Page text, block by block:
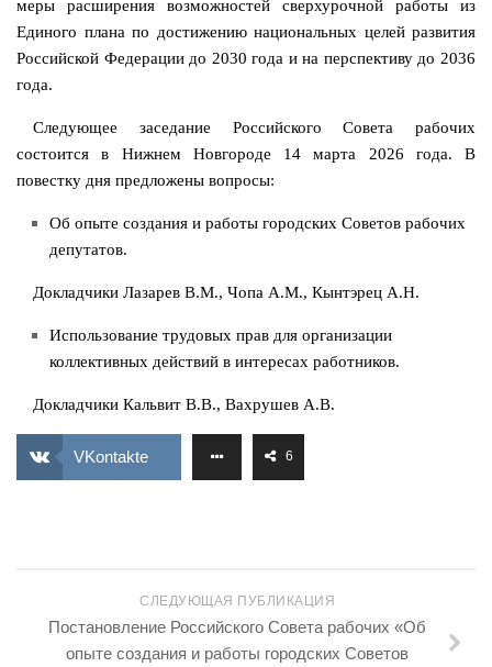
меры расширения возможностей сверхурочной работы из
Единого плана по достижению национальных целей развития
Российской Федерации до 2030 года и на перспективу до 2036
года.
Следующее заседание Российского Совета рабочих
состоится в Нижнем Новгороде 14 марта 2026 года. В
повестку дня предложены вопросы:
Об опыте создания и работы городских Советов рабочих
депутатов.
Докладчики Лазарев В.М., Чопа А.М., Кынтэрец А.Н.
Использование трудовых прав для организации
коллективных действий в интересах работников.
Докладчики Кальвит В.В., Вахрушев А.В.
VKontakte 6
СЛЕДУЮЩАЯ ПУБЛИКАЦИЯ
Постановление Российского Совета рабочих «Об
опыте создания и работы городских Советов